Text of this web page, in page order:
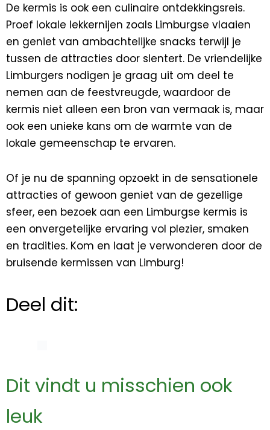
De kermis is ook een culinaire ontdekkingsreis.
Proef lokale lekkernijen zoals Limburgse vlaaien
en geniet van ambachtelijke snacks terwijl je
tussen de attracties door slentert. De vriendelijke
Limburgers nodigen je graag uit om deel te
nemen aan de feestvreugde, waardoor de
kermis niet alleen een bron van vermaak is, maar
ook een unieke kans om de warmte van de
lokale gemeenschap te ervaren.
Of je nu de spanning opzoekt in de sensationele
attracties of gewoon geniet van de gezellige
sfeer, een bezoek aan een Limburgse kermis is
een onvergetelijke ervaring vol plezier, smaken
en tradities. Kom en laat je verwonderen door de
bruisende kermissen van Limburg!
Deel dit:
Dit vindt u misschien ook
leuk